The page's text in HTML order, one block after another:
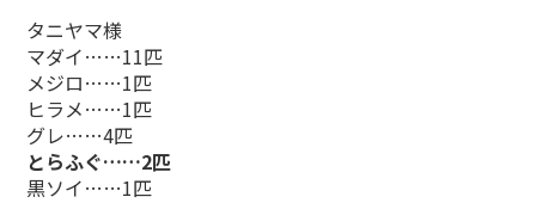
タニヤマ様
マダイ……11匹
メジロ……1匹
ヒラメ……1匹
グレ……4匹
とらふぐ……2匹
黒ソイ……1匹